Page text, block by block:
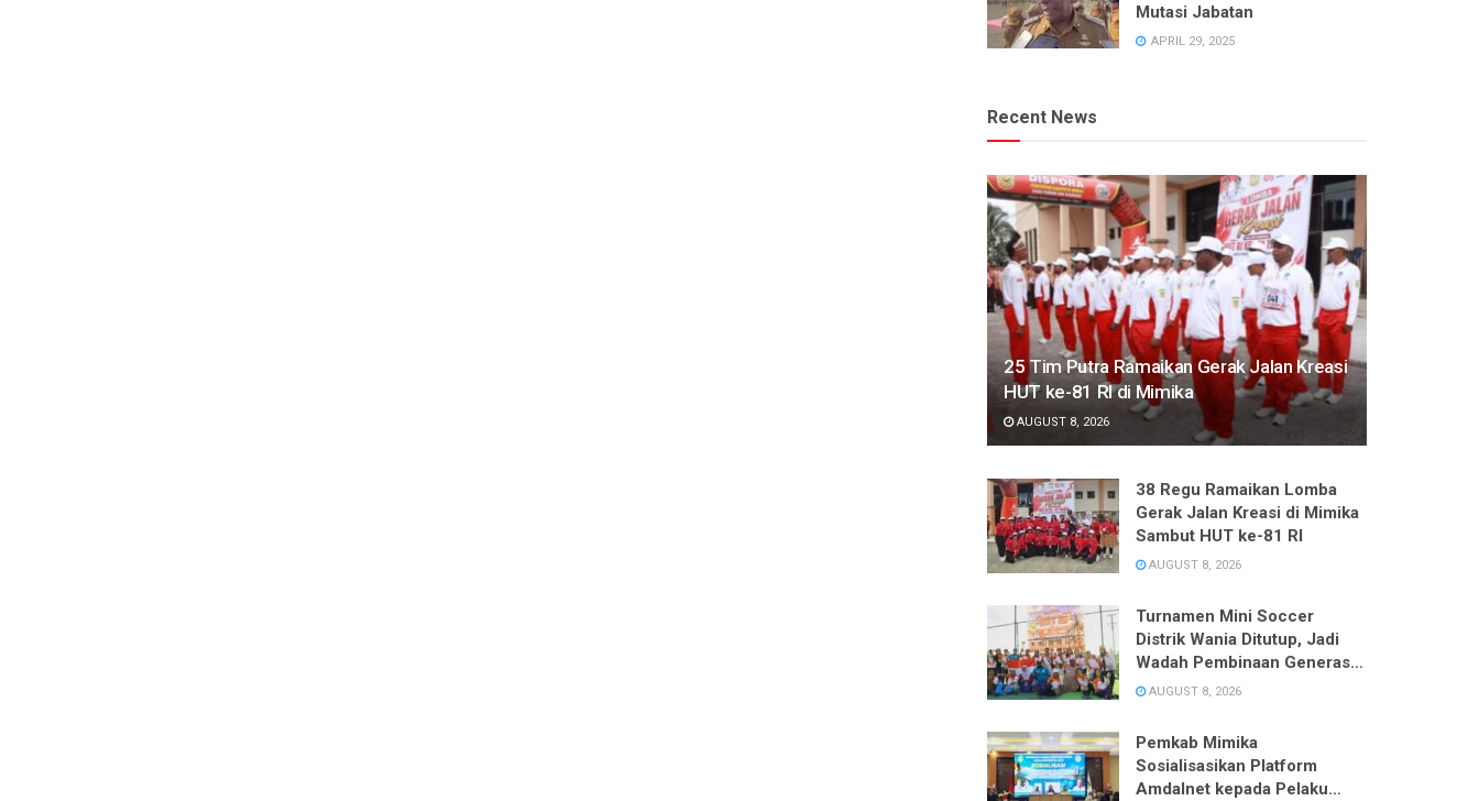
Mutasi Jabatan
APRIL 29, 2025
Recent News
25 Tim Putra Ramaikan Gerak Jalan Kreasi
HUT ke-81 RI di Mimika
AUGUST 8, 2026
38 Regu Ramaikan Lomba
Gerak Jalan Kreasi di Mimika
Sambut HUT ke-81 RI
AUGUST 8, 2026
Turnamen Mini Soccer
Distrik Wania Ditutup, Jadi
Wadah Pembinaan Generasi
Muda Sambut HUT RI ke-81
AUGUST 8, 2026
Pemkab Mimika
Sosialisasikan Platform
Amdalnet kepada Pelaku